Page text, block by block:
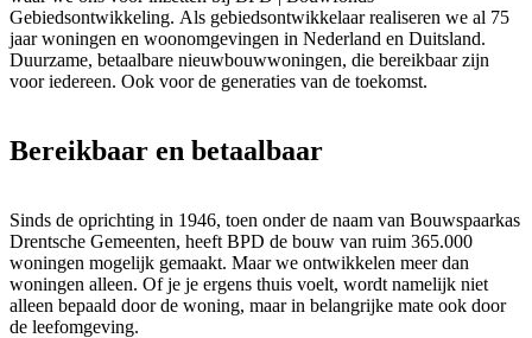
Gebiedsontwikkeling. Als gebiedsontwikkelaar realiseren we al 75
jaar woningen en woonomgevingen in Nederland en Duitsland.
Duurzame, betaalbare nieuwbouwwoningen, die bereikbaar zijn
voor iedereen. Ook voor de generaties van de toekomst.
Bereikbaar en betaalbaar
Sinds de oprichting in 1946, toen onder de naam van Bouwspaarkas
Drentsche Gemeenten, heeft BPD de bouw van ruim 365.000
woningen mogelijk gemaakt. Maar we ontwikkelen meer dan
woningen alleen. Of je je ergens thuis voelt, wordt namelijk niet
alleen bepaald door de woning, maar in belangrijke mate ook door
de leefomgeving.